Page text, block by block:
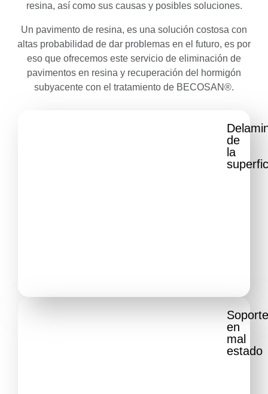
resina, así como sus causas y posibles soluciones.
Un pavimento de resina, es una solución costosa con
altas probabilidad de dar problemas en el futuro, es por
eso que ofrecemos este servicio de eliminación de
pavimentos en resina y recuperación del hormigón
subyacente con el tratamiento de BECOSAN®.
de
la
en
mal
estado